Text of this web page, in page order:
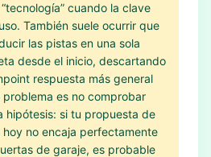
cuando la clave
También suele ocurrir que
las pistas en una sola
desde el inicio, descartando
respuesta más general
es no comprobar
hipótesis: si tu propuesta de
hoy no encaja perfectamente
de garaje, es probable